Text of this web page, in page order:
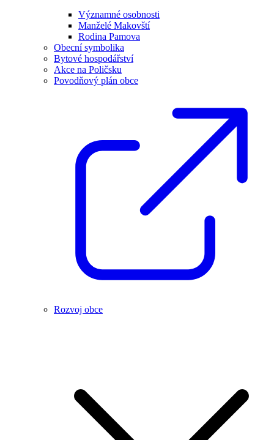
Významné osobnosti
Manželé Makovští
Rodina Pamova
Obecní symbolika
Bytové hospodářství
Akce na Poličsku
Povodňový plán obce
Rozvoj obce